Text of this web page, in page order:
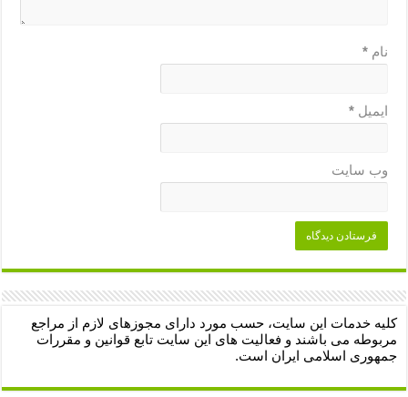
نام*
ایمیل*
وب‌ سایت
کلیه خدمات این سایت، حسب مورد دارای مجوزهای لازم از مراجع
مربوطه می باشند و فعالیت های این سایت تابع قوانین و مقررات
جمهوری اسلامی ایران است.